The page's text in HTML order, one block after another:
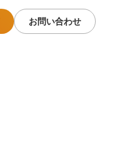
お問い合わせ